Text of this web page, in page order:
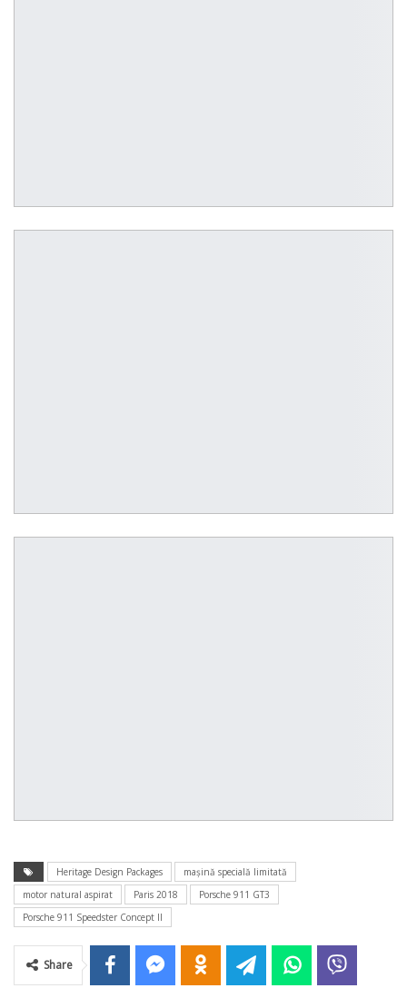
Heritage Design Packages
maşină specială limitată
motor natural aspirat
Paris 2018
Porsche 911 GT3
Porsche 911 Speedster Concept ll
Share